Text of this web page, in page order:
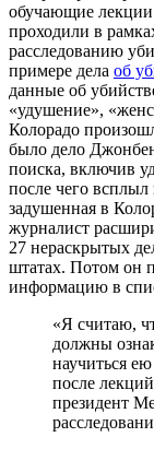
обучающие лекции
проходили в
расследованию
примере дела об
данные об
«удушение»,
Колорадо
было дело
поиска, включив
после чего
задушенная в
журналист
27 нераскрытых
штатах. Потом он
информацию в
«Я считаю,
должны
научиться
после
президент